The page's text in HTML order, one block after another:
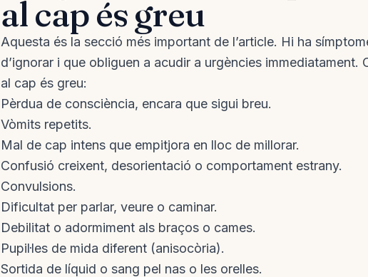
al cap és greu
Aquesta és la secció més important de l’article. Hi ha
d’ignorar i que obliguen a acudir a urgències immediatament.
al cap és greu:
Pèrdua de consciència, encara que sigui breu.
Vòmits repetits.
Mal de cap intens que empitjora en lloc de millorar.
Confusió creixent, desorientació o comportament estrany.
Convulsions.
Dificultat per parlar, veure o caminar.
Debilitat o adormiment als braços o cames.
Pupil·les de mida diferent (anisocòria).
Sortida de líquid o sang pel nas o les orelles.